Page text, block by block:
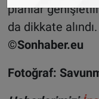
planlar
da dikkate alındı.
©Sonhaber.eu
Fotoğraf: